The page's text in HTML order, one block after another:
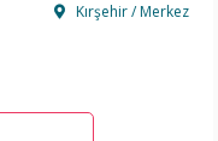
Kırşehir / Merkez